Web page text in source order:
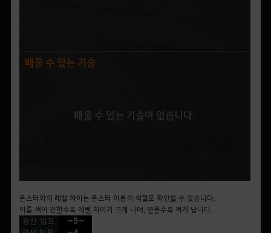
몬스터와의 레벨 차이는 몬스터 이름의 색깔로 확인할 수 있습니다.
이름 색이 진할수록 레벨 차이가 크게 나며, 옅을수록 적게 납니다.